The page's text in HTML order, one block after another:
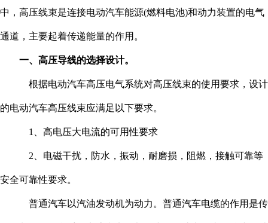
中，高压线束是连接电动汽车能源(燃料电池)和动力装置的电气
通道，主要起着传递能量的作用。
一、高压导线的选择设计。
根据电动汽车高压电气系统对高压线束的使用要求，设计
的电动汽车高压线束应满足以下要求。
1、高电压大电流的可用性要求
2、电磁干扰，防水，振动，耐磨损，阻燃，接触可靠等
安全可靠性要求。
普通汽车以汽油发动机为动力。普通汽车电缆的作用是传